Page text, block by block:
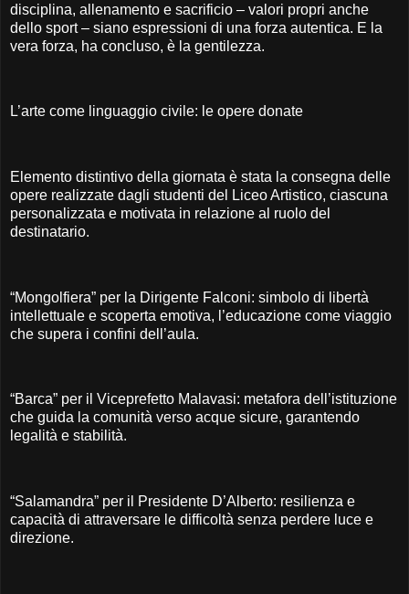
disciplina, allenamento e sacrificio – valori propri anche
dello sport – siano espressioni di una forza autentica. E la
vera forza, ha concluso, è la gentilezza.
L’arte come linguaggio civile: le opere donate
Elemento distintivo della giornata è stata la consegna delle
opere realizzate dagli studenti del Liceo Artistico, ciascuna
personalizzata e motivata in relazione al ruolo del
destinatario.
“Mongolfiera” per la Dirigente Falconi: simbolo di libertà
intellettuale e scoperta emotiva, l’educazione come viaggio
che supera i confini dell’aula.
“Barca” per il Viceprefetto Malavasi: metafora dell’istituzione
che guida la comunità verso acque sicure, garantendo
legalità e stabilità.
“Salamandra” per il Presidente D’Alberto: resilienza e
capacità di attraversare le difficoltà senza perdere luce e
direzione.